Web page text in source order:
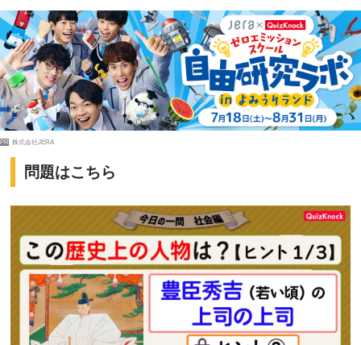
PR 株式会社JERA
問題はこちら